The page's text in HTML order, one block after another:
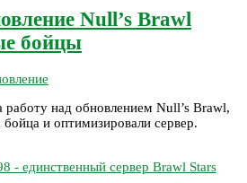
Null’s Brawl
бойцы
над обновлением Null’s Brawl,
и оптимизировали сервер.